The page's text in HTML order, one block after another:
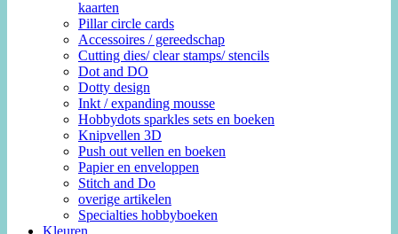
kaarten
Pillar circle cards
Accessoires / gereedschap
Cutting dies/ clear stamps/ stencils
Dot and DO
Dotty design
Inkt / expanding mousse
Hobbydots sparkles sets en boeken
Knipvellen 3D
Push out vellen en boeken
Papier en enveloppen
Stitch and Do
overige artikelen
Specialties hobbyboeken
Kleuren